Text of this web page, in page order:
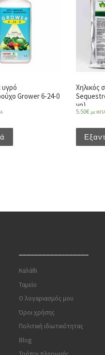
Grower 6-24-0
Χηλικός
γρ)
5.50€ με
Καλάθι
Ταμείο
Ο λογαριασμός μου
Όροι χρήσης
Πολιτική ιδιωτικότητας
Blog